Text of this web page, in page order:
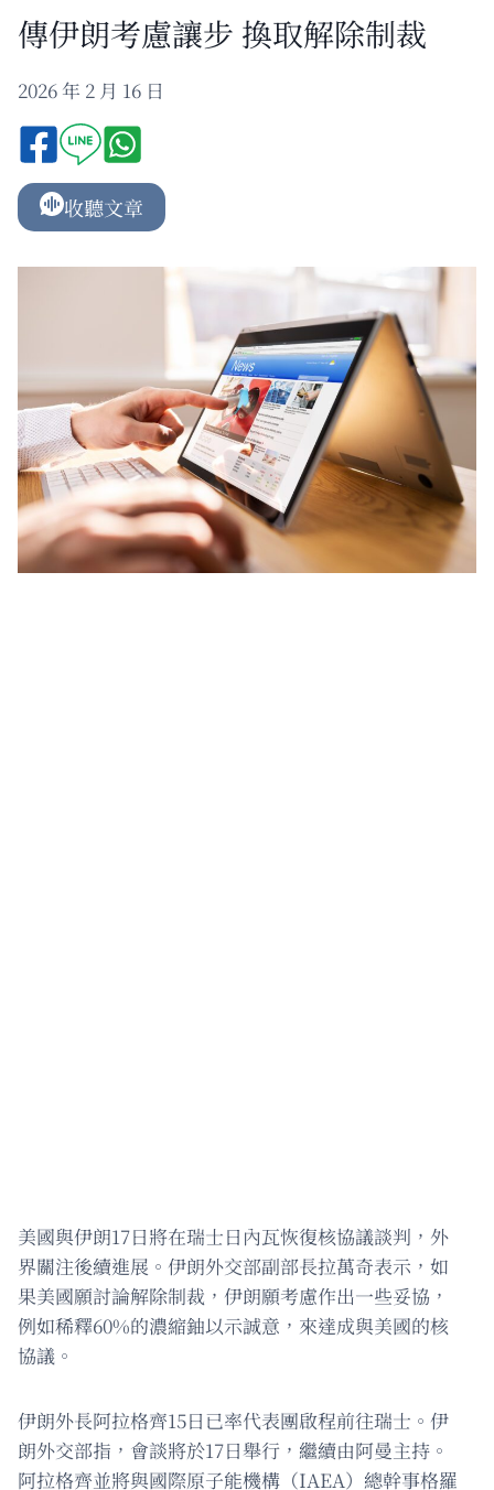
傳伊朗考慮讓步 換取解除制裁
2026 年 2 月 16 日
收聽文章
美國與伊朗17日將在瑞士日內瓦恢復核協議談判，外
界關注後續進展。伊朗外交部副部長拉萬奇表示，如
果美國願討論解除制裁，伊朗願考慮作出一些妥協，
例如稀釋60%的濃縮鈾以示誠意，來達成與美國的核
協議。
伊朗外長阿拉格齊15日已率代表團啟程前往瑞士。伊
朗外交部指，會談將於17日舉行，繼續由阿曼主持。
阿拉格齊並將與國際原子能機構（IAEA）總幹事格羅